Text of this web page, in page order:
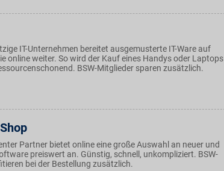
IT-Unternehmen bereitet ausgemusterte IT-Ware auf
online weiter. So wird der Kauf eines Handys oder Laptops
BSW-Mitglieder sparen zusätzlich.
Partner bietet online eine große Auswahl an neuer und
preiswert an. Günstig, schnell, unkompliziert. BSW-
bei der Bestellung zusätzlich.